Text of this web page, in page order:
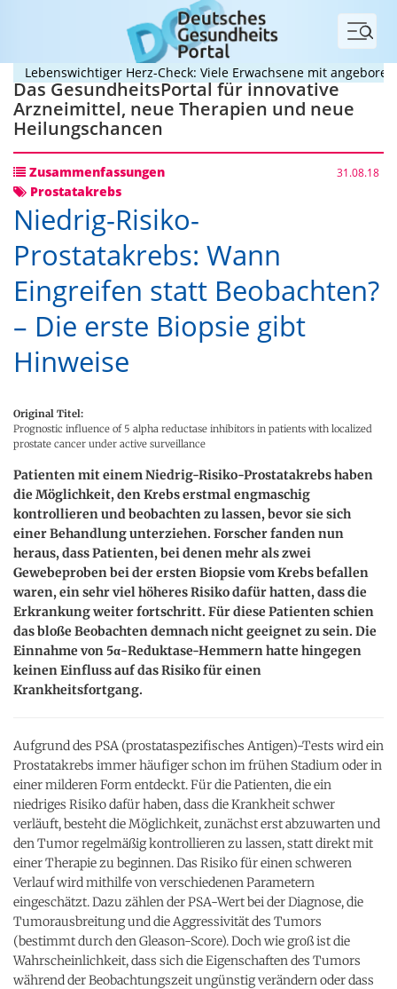
Menü
Herz-Check: Viele Erwachsene mit angeborenem
Das GesundheitsPortal für innovative
Arzneimittel, neue Therapien und neue
Heilungschancen
Zusammenfassungen 31.08.18
Prostatakrebs
Niedrig-Risiko-
Prostatakrebs: Wann
Eingreifen statt Beobachten?
– Die erste Biopsie gibt
Hinweise
Original Titel:
Prognostic influence of 5 alpha reductase inhibitors in patients with localized
prostate cancer under active surveillance
Patienten mit einem Niedrig-Risiko-Prostatakrebs haben
die Möglichkeit, den Krebs erstmal engmaschig
kontrollieren und beobachten zu lassen, bevor sie sich
einer Behandlung unterziehen. Forscher fanden nun
heraus, dass Patienten, bei denen mehr als zwei
Gewebeproben bei der ersten Biopsie vom Krebs befallen
waren, ein sehr viel höheres Risiko dafür hatten, dass die
Erkrankung weiter fortschritt. Für diese Patienten schien
das bloße Beobachten demnach nicht geeignet zu sein. Die
Einnahme von 5α-Reduktase-Hemmern hatte hingegen
keinen Einfluss auf das Risiko für einen
Krankheitsfortgang.
Aufgrund des PSA (prostataspezifisches Antigen)-Tests wird ein
Prostatakrebs immer häufiger schon im frühen Stadium oder in
einer milderen Form entdeckt. Für die Patienten, die ein
niedriges Risiko dafür haben, dass die Krankheit schwer
verläuft, besteht die Möglichkeit, zunächst erst abzuwarten und
den Tumor regelmäßig kontrollieren zu lassen, statt direkt mit
einer Therapie zu beginnen. Das Risiko für einen schweren
Verlauf wird mithilfe von verschiedenen Parametern
eingeschätzt. Dazu zählen der PSA-Wert bei der Diagnose, die
Tumorausbreitung und die Aggressivität des Tumors
(bestimmt durch den Gleason-Score). Doch wie groß ist die
Wahrscheinlichkeit, dass sich die Eigenschaften des Tumors
während der Beobachtungszeit ungünstig verändern oder dass